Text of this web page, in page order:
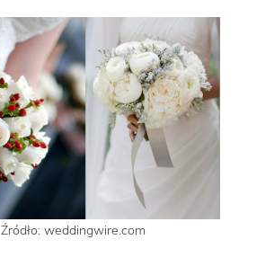
Źródło: weddingwire.com